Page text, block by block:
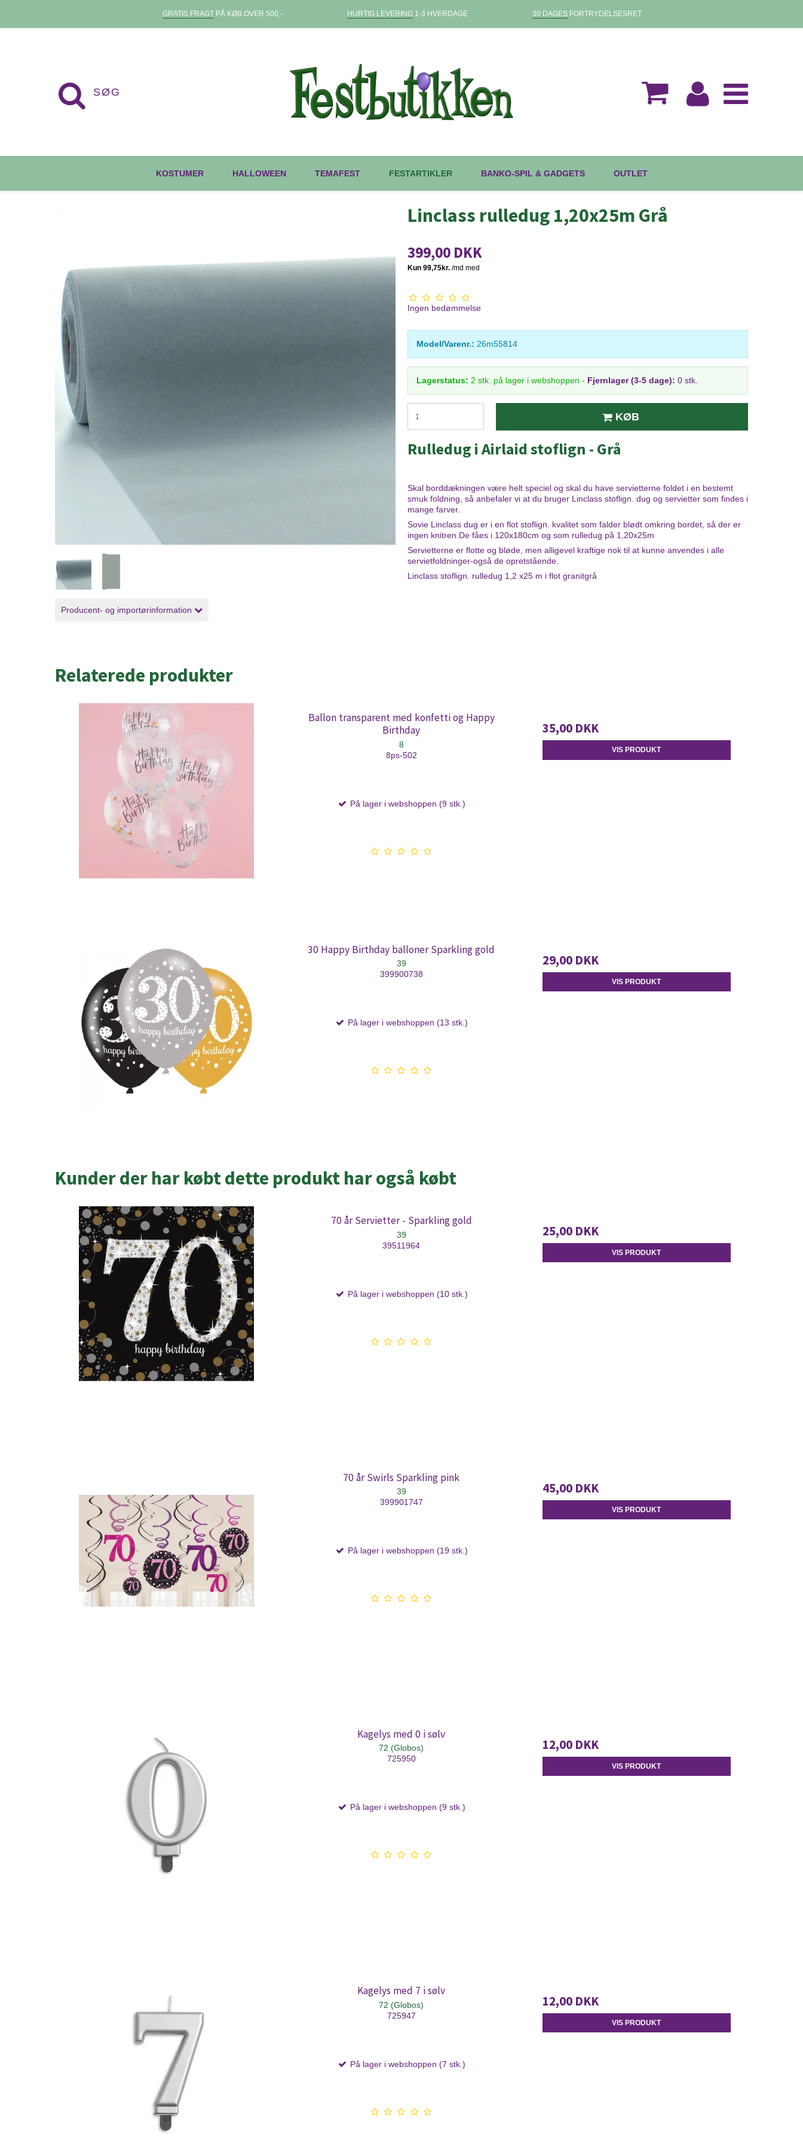
GRATIS FRAGTPÅ KØB OVER 500,- HURTIG LEVERING1-3 HVERDAGE 30 DAGESFORTRYDELSESRET
KOSTUMER HALLOWEEN TEMAFEST FESTARTIKLER BANKO-SPIL & GADGETS OUTLET
Producent- og importørinformation
Linclass rulledug 1,20x25m Grå
399,00 DKK
Ingen bedømmelse
Model/Varenr.: 26m55814
Lagerstatus: 2 stk. på lager i webshoppen - Fjernlager (3-5 dage): 0 stk.
KØB
Rulledug i Airlaid stoflign - Grå
Skal borddækningen være helt speciel og skal du have servietterne foldet i en bestemt
smuk foldning, så anbefaler vi at du bruger Linclass stoflign. dug og servietter som findes i
mange farver.
Sovie Linclass dug er i en flot stoflign. kvalitet som falder blødt omkring bordet, så der er
ingen knitren.De fåes i 120x180cm og som rulledug på 1,20x25m
Servietterne er flotte og bløde, men alligevel kraftige nok til at kunne anvendes i alle
servietfoldninger-også de opretstående.
Linclass stoflign. rulledug 1,2 x25 m i flot granitgrå
Relaterede produkter
Ballon transparent med konfetti og Happy
Birthday
8
8ps-502
På lager i webshoppen (9 stk.)
35,00 DKK
VIS PRODUKT
30 Happy Birthday balloner Sparkling gold
39
399900738
På lager i webshoppen (13 stk.)
29,00 DKK
VIS PRODUKT
Kunder der har købt dette produkt har også købt
70 år Servietter - Sparkling gold
39
39511964
På lager i webshoppen (10 stk.)
25,00 DKK
VIS PRODUKT
70 år Swirls Sparkling pink
39
399901747
På lager i webshoppen (19 stk.)
45,00 DKK
VIS PRODUKT
Kagelys med 0 i sølv
72 (Globos)
725950
På lager i webshoppen (9 stk.)
12,00 DKK
VIS PRODUKT
Kagelys med 7 i sølv
72 (Globos)
725947
På lager i webshoppen (7 stk.)
12,00 DKK
VIS PRODUKT